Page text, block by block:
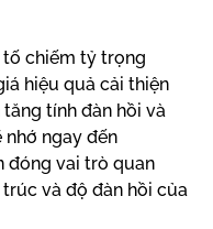
tố chiếm tỷ trọng
hiệu quả cải thiện
tính đàn hồi và
nhớ ngay đến
đóng vai trò quan
và độ đàn hồi của